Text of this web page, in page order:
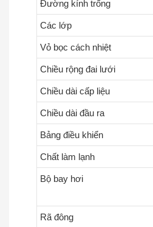
Đường kính trống
Các lớp
Vỏ bọc cách nhiệt
Chiều rộng đai lưới
Chiều dài cấp liệu
Chiều dài đầu ra
Bảng điều khiển
Chất làm lạnh
Bộ bay hơi
Rã đông